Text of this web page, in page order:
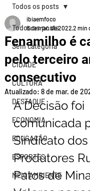
Todos os posts
Sem categoria
CIDADE
CULTURA
DESTAQUE
ECONOMIA
EDUCAÇÃO
ESPORTES
MEIO AMBIENTE
Todos os posts
Fenamilho é
pelo terceiro
consecutivo
ibiaemfoco
8 de mar. de 2022 2 min
Atualizado: 8 de mar. de
A Decisão foi
comunicada
Sindicato dos
Produtores
Patos de